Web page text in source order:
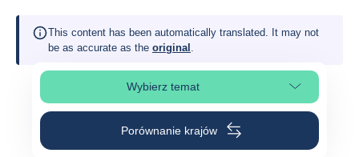
This content has been automatically translated. It may not
be as accurate as the original .
Wybierz tematWybierz sekcję strony
Porównanie krajów